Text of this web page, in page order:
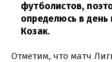
футболистов,
определюсь в день
Козак.
Отметим, что матч